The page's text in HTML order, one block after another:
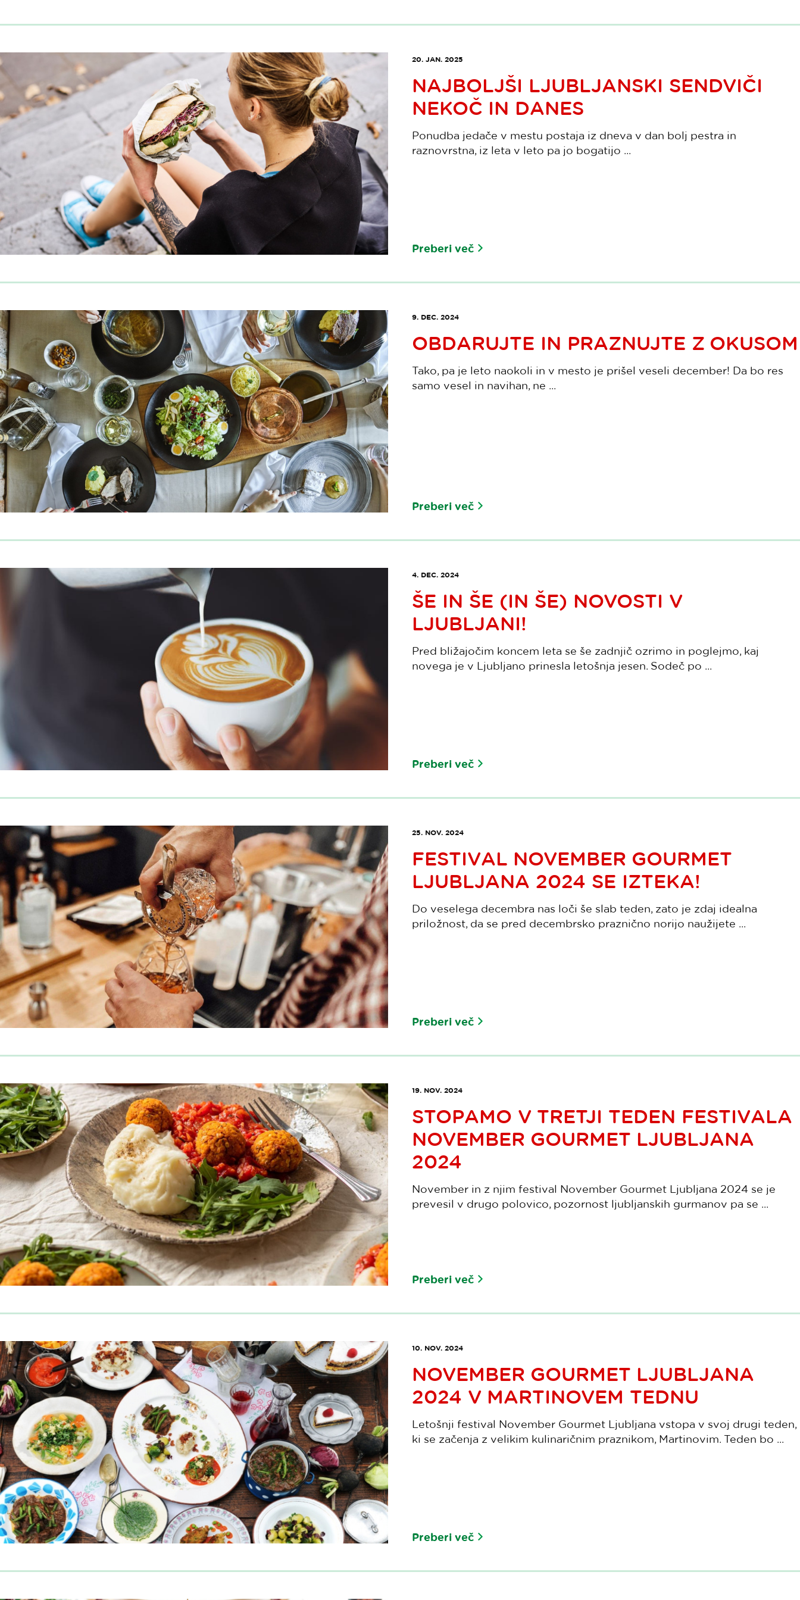
20. JAN. 2025
NAJBOLJŠI LJUBLJANSKI SENDVIČI
NEKOČ IN DANES
Ponudba jedače v mestu postaja iz dneva v dan bolj pestra in
raznovrstna, iz leta v leto pa jo bogatijo ...
Preberi več
9. DEC. 2024
OBDARUJTE IN PRAZNUJTE Z OKUSOM
Tako, pa je leto naokoli in v mesto je prišel veseli december! Da bo res
samo vesel in navihan, ne ...
Preberi več
4. DEC. 2024
ŠE IN ŠE (IN ŠE) NOVOSTI V
LJUBLJANI!
Pred bližajočim koncem leta se še zadnjič ozrimo in poglejmo, kaj
novega je v Ljubljano prinesla letošnja jesen. Sodeč po ...
Preberi več
25. NOV. 2024
FESTIVAL NOVEMBER GOURMET
LJUBLJANA 2024 SE IZTEKA!
Do veselega decembra nas loči še slab teden, zato je zdaj idealna
priložnost, da se pred decembrsko praznično norijo naužijete ...
Preberi več
19. NOV. 2024
STOPAMO V TRETJI TEDEN FESTIVALA
NOVEMBER GOURMET LJUBLJANA
2024
November in z njim festival November Gourmet Ljubljana 2024 se je
prevesil v drugo polovico, pozornost ljubljanskih gurmanov pa se ...
Preberi več
10. NOV. 2024
NOVEMBER GOURMET LJUBLJANA
2024 V MARTINOVEM TEDNU
Letošnji festival November Gourmet Ljubljana vstopa v svoj drugi teden,
ki se začenja z velikim kulinaričnim praznikom, Martinovim. Teden bo ...
Preberi več